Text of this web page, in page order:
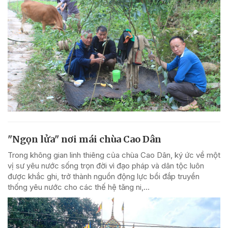
"Ngọn lửa" nơi mái chùa Cao Dân
Trong không gian linh thiêng của chùa Cao Dân, ký ức về một
vị sư yêu nước sống trọn đời vì đạo pháp và dân tộc luôn
được khắc ghi, trở thành nguồn động lực bồi đắp truyền
thống yêu nước cho các thế hệ tăng ni,...